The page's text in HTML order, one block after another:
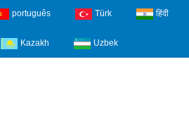
português Türk हिंदी
Kazakh Uzbek